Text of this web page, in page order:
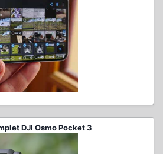
DJI Osmo Pocket 3